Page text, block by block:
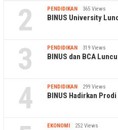
2 PENDIDIKAN 365 Views
BINUS University
3 PENDIDIKAN 319 Views
BINUS dan BCA
4 PENDIDIKAN 299 Views
BINUS Hadirkan
EKONOMI 252 Views